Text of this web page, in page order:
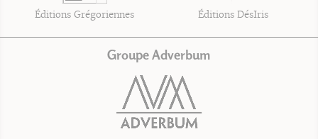
Éditions Grégoriennes Éditions DésIris
Groupe Adverbum